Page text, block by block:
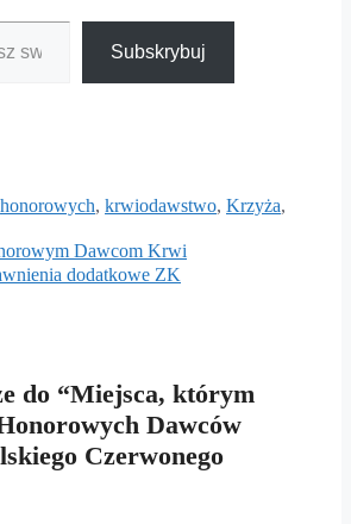
Subskrybuj
Tagi
honorowych, krwiodawstwo, Krzyża,
Dawcom Krwi
dodatkowe ZK
do “Miejsca, którym
Dawców
Czerwonego